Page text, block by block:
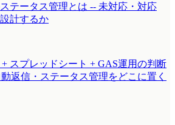
テータス管理とは -- 未対応・対応
計するか
+ スプレッドシート + GAS運用の判断
返信・ステータス管理をどこに置く